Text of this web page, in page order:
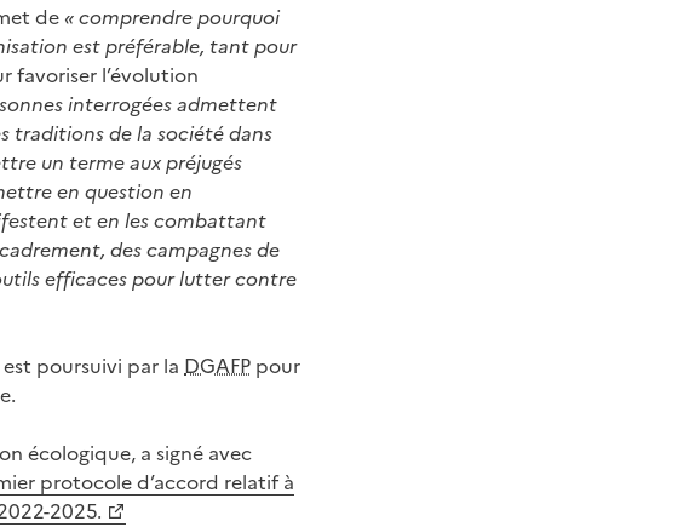
de « comprendre pourquoi
est préférable, tant pour
favoriser l’évolution
interrogées admettent
traditions de la société dans
un terme aux préjugés
en question en
et en les combattant
des campagnes de
efficaces pour lutter contre
est poursuivi par la DGAFP pour
écologique, a signé avec
protocole d’accord relatif à
2025.